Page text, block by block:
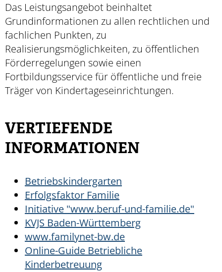
Das Leistungsangebot beinhaltet
Grundinformationen zu allen rechtlichen und
fachlichen Punkten, zu
Realisierungsmöglichkeiten, zu öffentlichen
Förderregelungen sowie einen
Fortbildungsservice für öffentliche und freie
Träger von Kindertageseinrichtungen.
VERTIEFENDE
INFORMATIONEN
Betriebskindergarten
Erfolgsfaktor Familie
Initiative "www.beruf-und-familie.de"
KVJS Baden-Württemberg
www.familynet-bw.de
Online-Guide Betriebliche
Kinderbetreuung